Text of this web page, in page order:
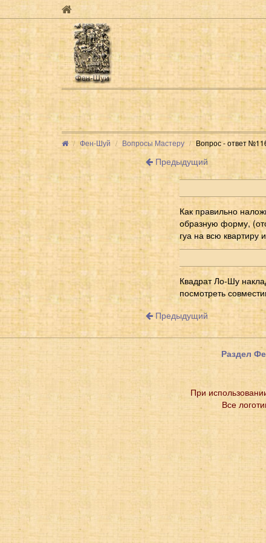
Фен-Шуй Вопросы Мастеру Вопрос - ответ
Предыдущий
Как правильно
образную форму,
гуа на всю квартиру
Квадрат Ло-Шу
посмотреть
Предыдущий
Раздел
При
Все